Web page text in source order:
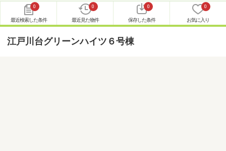
0
最近検索した条件
0
最近見た物件
0
保存した条件
0
お気に入り
江戸川台グリーンハイツ６号棟